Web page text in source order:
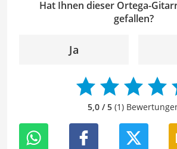
geschriebenen Wort als Lektorin bei
einfließen zu lassen. Mit meinem Auge
ich unser Redaktionsteam dabei,
meinen Wissensschatz immer mehr zu
mich täglich mit den verschiedensten
auseinanderzusetzen.
Hat Ihnen dieser Ortega-
gefallen?
Ja
5,0 / 5(1)